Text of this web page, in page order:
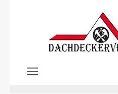
Zum Hauptinhalt springen